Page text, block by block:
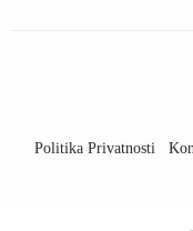
Politika Privatnosti